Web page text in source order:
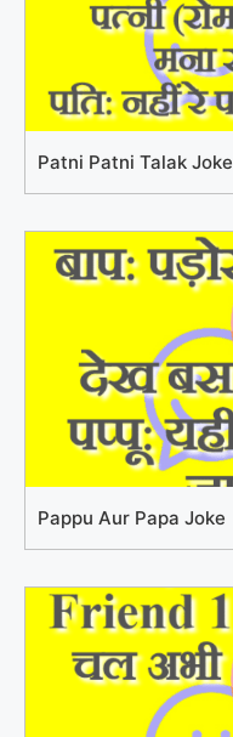
Patni Patni Talak Joke
Pappu Aur Papa Joke